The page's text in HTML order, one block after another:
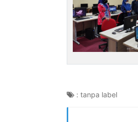
: tanpa label